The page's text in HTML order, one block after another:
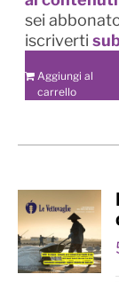
sei
iscriverti
Aggiungi al
carrello